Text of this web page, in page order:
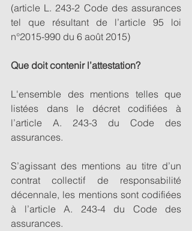
(article L. 243-2 Code des assurances
tel que résultant de l’article 95 loi
n°2015-990 du 6 août 2015)
Que doit contenir l’attestation?
L'ensemble des mentions telles que
listées dans le décret codifiées à
l’article A. 243-3 du Code des
assurances.
S’agissant des mentions au titre d’un
contrat collectif de responsabilité
décennale, les mentions sont codifiées
à l’article A. 243-4 du Code des
assurances.